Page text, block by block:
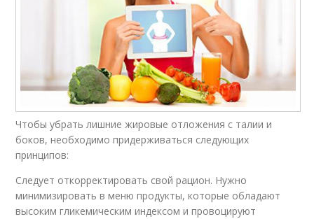
Чтобы убрать лишние жировые отложения с талии и
боков, необходимо придерживаться следующих
принципов:
Следует откорректировать свой рацион. Нужно
минимизировать в меню продукты, которые обладают
высоким гликемическим индексом и провоцируют